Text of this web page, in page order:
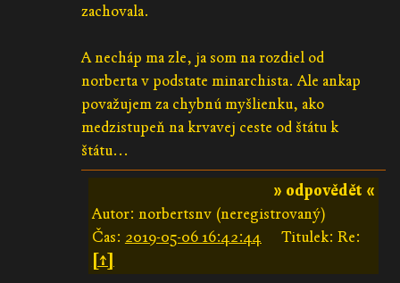
zachovala.
A necháp ma zle, ja som na rozdiel od
norberta v podstate minarchista. Ale ankap
považujem za chybnú myšlienku, ako
medzistupeň na krvavej ceste od štátu k
štátu...
» odpovědět «
Autor: norbertsnv (neregistrovaný)
Čas: 2019-05-06 16:42:44
Titulek: Re:
[↑]